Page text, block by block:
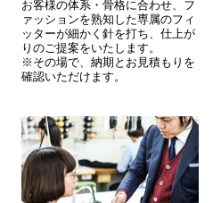
る時もどのようにしたら私の身体
に合うか、ただ短くするだけでは
なく「このようにすると格好良く
着れると思いますよ！」と色々と
ご提案くださったので、出来上が
りがとても楽しみです！
が合わない時はサイズが合わない
ものも今後また購入すると思いま
す。
アルテさんにお任せすると間違い
ありませんので、
その時はまたご相談したいと思っ
お客様の体系・骨格に合わせ、フ
ァッションを熟知した専属のフィ
ッターが細かく針を打ち、仕上が
りのご提案をいたします。
※その場で、納期とお見積もりを
確認いただけます。